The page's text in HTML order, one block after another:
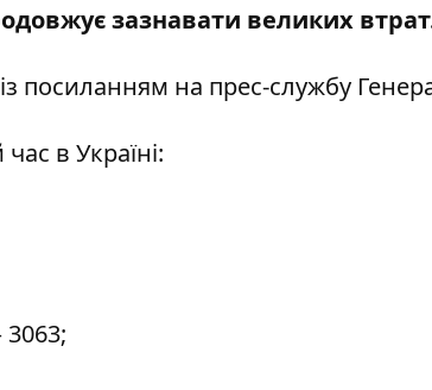
зазнавати великих
із посиланням на прес-службу
в Україні: